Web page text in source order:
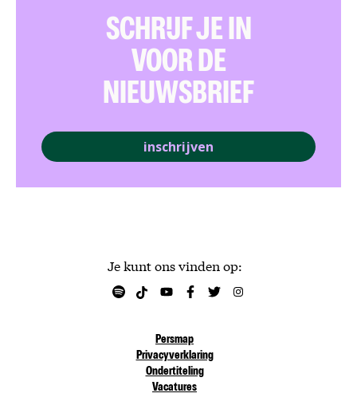
Je kunt ons vinden op:
Persmap
Privacyverklaring
Ondertiteling
Vacatures
SCHRIJF JE IN
VOOR DE
NIEUWSBRIEF
inschrijven